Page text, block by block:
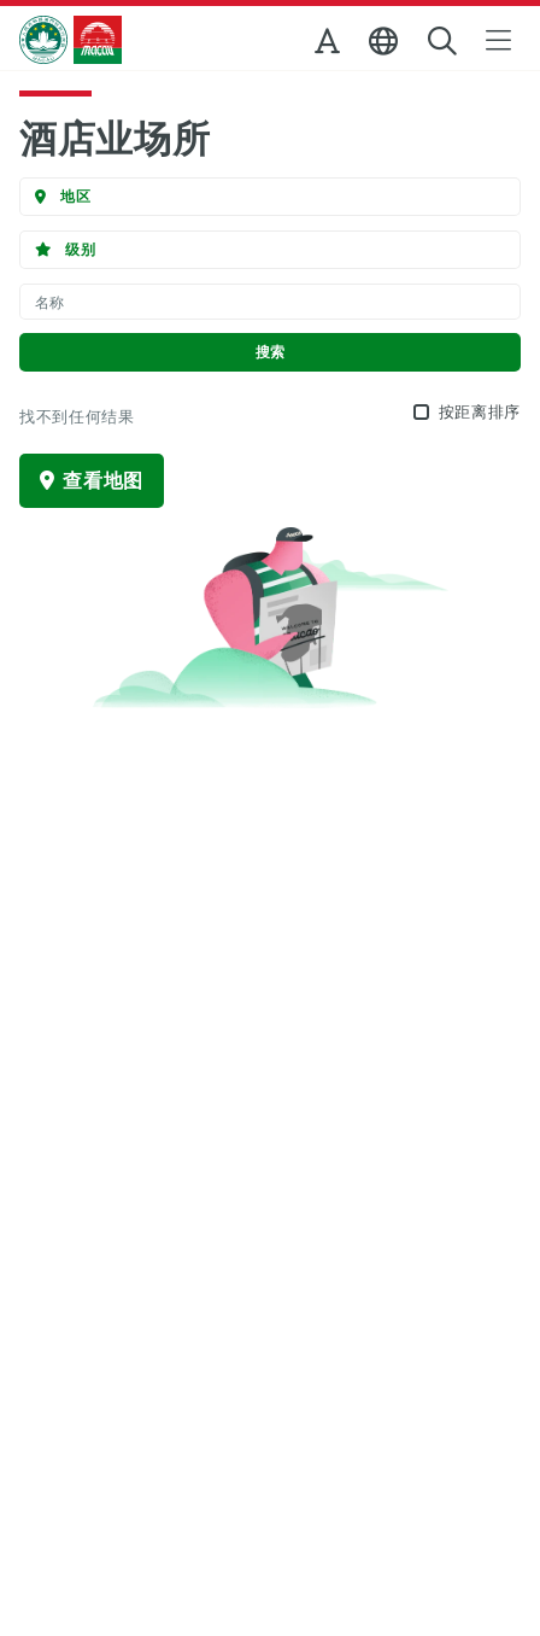
跳至主内容
澳门特别行政区政府旅游局
酒店业场所
地区
级别
找不到任何结果 按距离排序
查看地图